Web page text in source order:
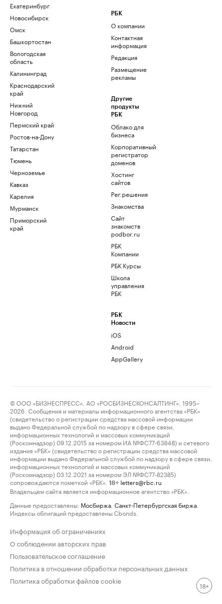
Екатеринбург
Новосибирск
Омск
Башкортостан
Вологодская
область
Калининград
Краснодарский
край
Нижний
Новгород
Пермский край
Ростов-на-Дону
Татарстан
Тюмень
Черноземье
Кавказ
Карелия
Мурманск
Приморский
край
РБК
О компании
Контактная
информация
Редакция
Размещение
рекламы
Другие
продукты
РБК
Облако для
бизнеса
Корпоративный
регистратор
доменов
Хостинг
сайтов
Рег.решения
Знакомства
Сайт
знакомств
podbor.ru
РБК
Компании
РБК Курсы
Школа
управления
РБК
РБК
Новости
iOS
Android
AppGallery
© ООО «БИЗНЕСПРЕСС», АО «РОСБИЗНЕСКОНСАЛТИНГ», 1995–
2026. Сообщения и материалы информационного агентства «РБК»
(свидетельство о регистрации средства массовой информации
выдано Федеральной службой по надзору в сфере связи,
информационных технологий и массовых коммуникаций
(Роскомнадзор) 09.12.2015 за номером ИА №ФС77-63848) и сетевого
издания «РБК» (свидетельство о регистрации средства массовой
информации выдано Федеральной службой по надзору в сфере связи,
информационных технологий и массовых коммуникаций
(Роскомнадзор) 03.12.2021 за номером ЭЛ №ФС77-82385)
сопровождаются пометкой «РБК».
18+ letters@rbc.ru
Владельцем сайта является информационное агентство «РБК».
Данные предоставлены: Мосбиржа Санкт-Петербургская биржа
Индексы облигаций предоставлены Cbonds.
Информация об ограничениях
О соблюдении авторских прав
Пользовательское соглашение
Политика в отношении обработки персональных данных
Политика обработки файлов cookie
18+